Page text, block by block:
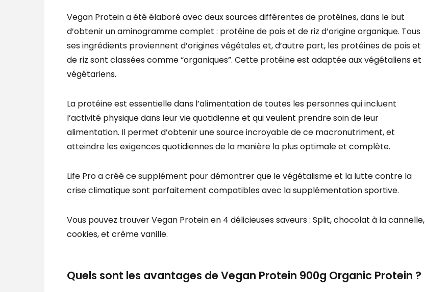
Vegan Protein a été élaboré avec deux sources différentes de protéines, dans le but
d’obtenir un aminogramme complet : protéine de pois et de riz d’origine organique. Tous
ses ingrédients proviennent d’origines végétales et, d’autre part, les protéines de pois et
de riz sont classées comme “organiques”. Cette protéine est adaptée aux végétaliens et
végétariens.
La protéine est essentielle dans l’alimentation de toutes les personnes qui incluent
l’activité physique dans leur vie quotidienne et qui veulent prendre soin de leur
alimentation. Il permet d’obtenir une source incroyable de ce macronutriment, et
atteindre les exigences quotidiennes de la manière la plus optimale et complète.
Life Pro a créé ce supplément pour démontrer que le végétalisme et la lutte contre la
crise climatique sont parfaitement compatibles avec la supplémentation sportive.
Vous pouvez trouver Vegan Protein en 4 délicieuses saveurs : Split, chocolat à la cannelle,
cookies, et crème vanille.
Quels sont les avantages de Vegan Protein 900g Organic Protein ?